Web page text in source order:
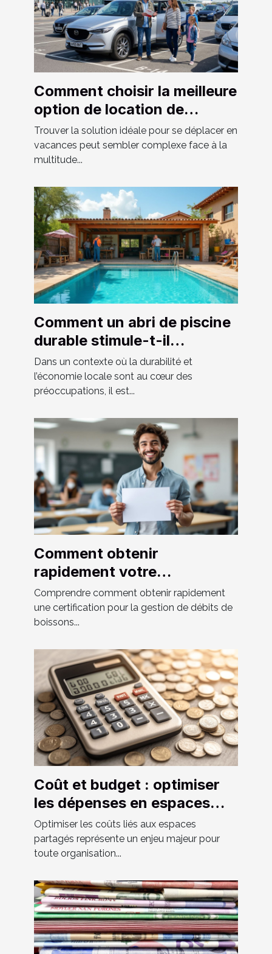
Comment choisir la meilleure
option de location de
véhicule pour vos vacances
?
Trouver la solution idéale pour se déplacer en
vacances peut sembler complexe face à la
multitude...
Comment un abri de piscine
durable stimule-t-il
l'économie locale ?
Dans un contexte où la durabilité et
l’économie locale sont au cœur des
préoccupations, il est...
Comment obtenir
rapidement votre
certification pour la gestion
de débits de boissons ?
Comprendre comment obtenir rapidement
une certification pour la gestion de débits de
boissons...
Coût et budget : optimiser
les dépenses en espaces
partagés
Optimiser les coûts liés aux espaces
partagés représente un enjeu majeur pour
toute organisation...